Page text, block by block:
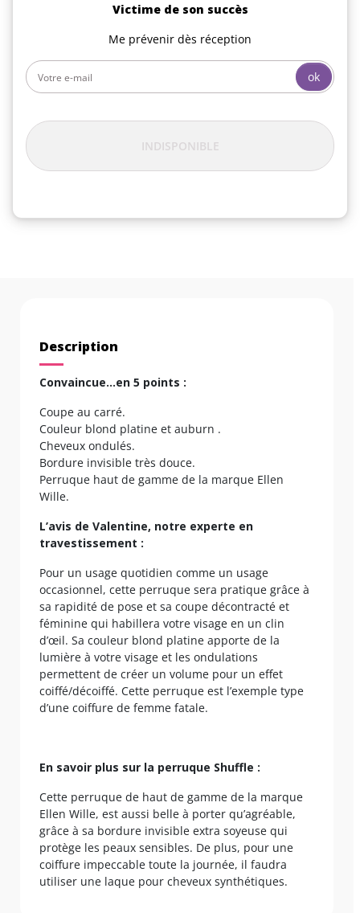
Victime de son succès
Me prévenir dès réception
ok
INDISPONIBLE
Description
Convaincue…en 5 points :
Coupe au carré.
Couleur blond platine et auburn .
Cheveux ondulés.
Bordure invisible très douce.
Perruque haut de gamme de la marque Ellen
Wille.
L’avis de Valentine, notre experte en
travestissement :
Pour un usage quotidien comme un usage
occasionnel, cette perruque sera pratique grâce à
sa rapidité de pose et sa coupe décontracté et
féminine qui habillera votre visage en un clin
d’œil. Sa couleur blond platine apporte de la
lumière à votre visage et les ondulations
permettent de créer un volume pour un effet
coiffé/décoiffé. Cette perruque est l’exemple type
d’une coiffure de femme fatale.
En savoir plus sur la perruque Shuffle :
Cette perruque de haut de gamme de la marque
Ellen Wille, est aussi belle à porter qu’agréable,
grâce à sa bordure invisible extra soyeuse qui
protège les peaux sensibles. De plus, pour une
coiffure impeccable toute la journée, il faudra
utiliser une laque pour cheveux synthétiques.